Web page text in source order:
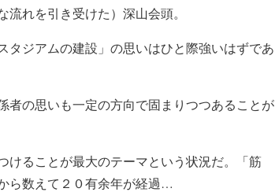
れを引き受けた）深山会頭。
タジアムの建設」の思いはひと際強いはずであ
者の思いも一定の方向で固まりつつあることが
けることが最大のテーマという状況だ。「筋
ら数えて２０有余年が経過…